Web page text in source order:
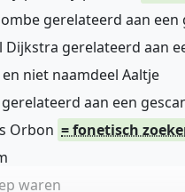
gerelateerd aan
gerelateerd aan
niet naamdeel Aaltje
aan een
Orbon = fonetisch
waren